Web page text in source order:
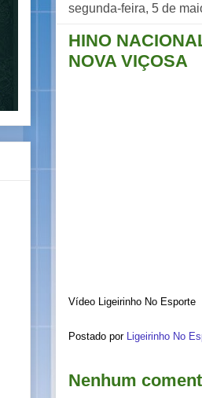
segunda-feira, 5 de
HINO
NOVA VIÇOSA
Vídeo Ligeirinho No Esporte
Postado por Ligeirinho No
Nenhum